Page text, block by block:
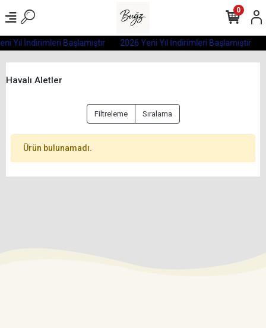
Yıl İndirimleri Başlamıştır 2026 Yeni Yıl İndirimleri Başlamıştır
0
Havalı Aletler
Filtreleme Sıralama
Ürün bulunamadı.